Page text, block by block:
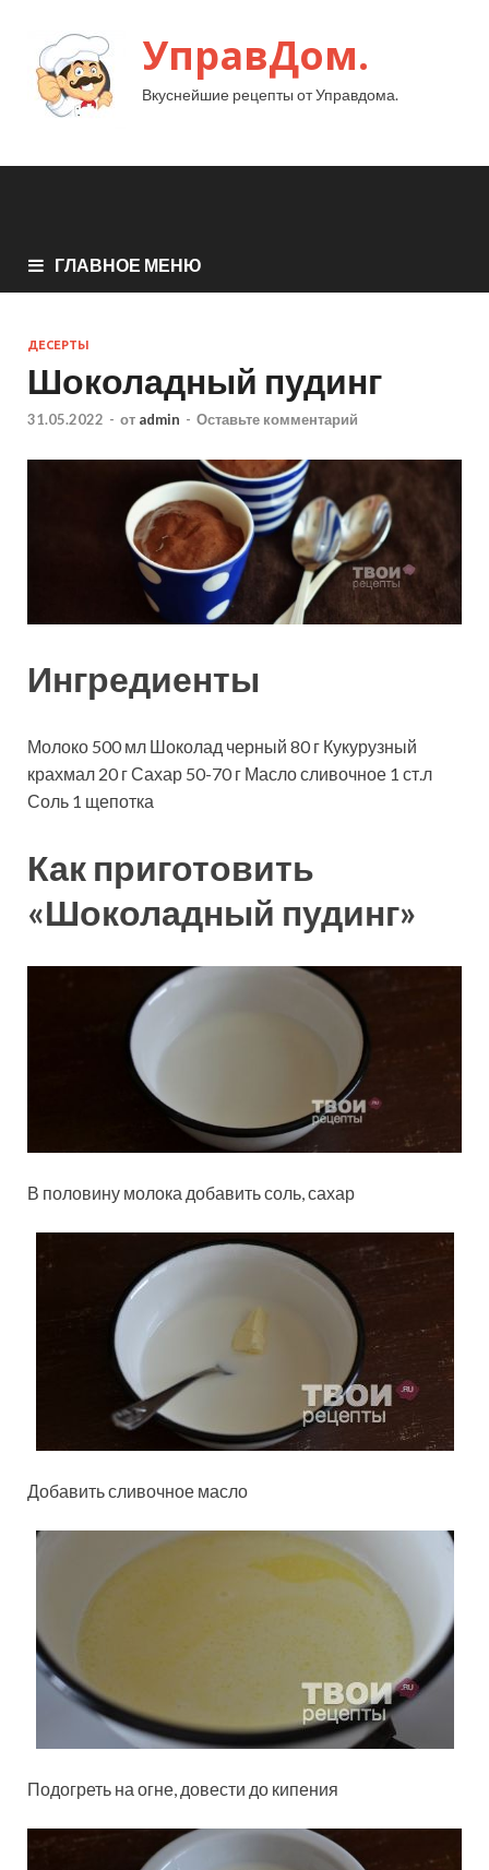
УправДом.
Вкуснейшие рецепты от Управдома.
ГЛАВНОЕ МЕНЮ
ДЕСЕРТЫ
Шоколадный пудинг
31.05.2022 - от admin - Оставьте комментарий
Ингредиенты
Молоко 500 мл Шоколад черный 80 г Кукурузный
крахмал 20 гСахар 50-70 г Масло сливочное 1 ст.л
Соль 1 щепотка
Как приготовить
«Шоколадный пудинг»
В половину молока добавить соль, сахар
Добавить сливочное масло
Подогреть на огне, довести до кипения